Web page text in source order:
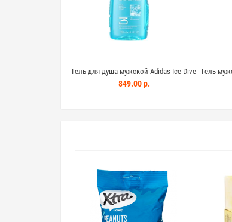
Гель для душа мужской Adidas Ice Dive
3в1 250мл со свежим морским
849.00 р.
Гель